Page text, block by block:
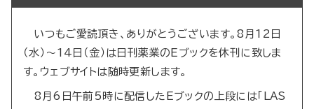
いつもご愛読頂き、ありがとうございます。8月12日
（水）～14日（金）は日刊薬業のEブックを休刊に致しま
す。ウェブサイトは随時更新します。
8月6日午前5時に配信したEブックの上段には「LAS